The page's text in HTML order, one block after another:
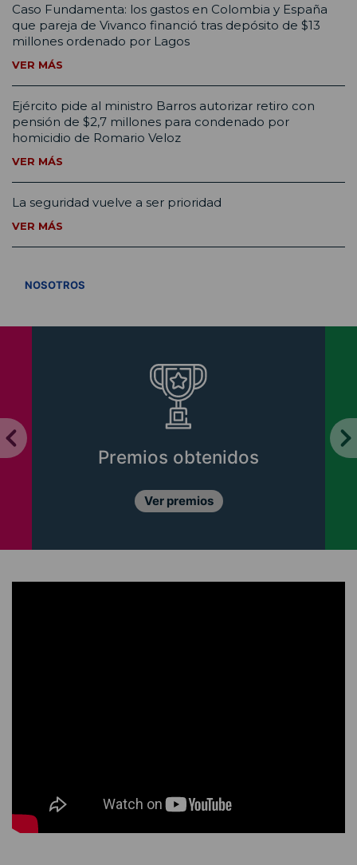
Caso Fundamenta: los gastos en Colombia y España
que pareja de Vivanco financió tras depósito de $13
millones ordenado por Lagos
VER MÁS
Ejército pide al ministro Barros autorizar retiro con
pensión de $2,7 millones para condenado por
homicidio de Romario Veloz
VER MÁS
La seguridad vuelve a ser prioridad
VER MÁS
NOSOTROS
Premios obtenidos
Ver premios